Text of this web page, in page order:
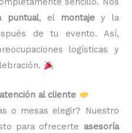
puntual, el montajey la
de tu evento. Así,
logísticas y
al cliente
o mesas elegir? Nuestro
para ofrecerte asesoría